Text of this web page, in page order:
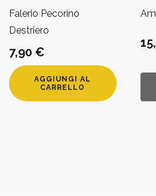
Falerio Pecorino
Destriero
7,90 €
AGGIUNGI AL
CARRELLO